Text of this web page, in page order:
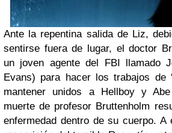
Ante la repentina salida de Liz,
sentirse fuera de lugar, el doctor
un joven agente del FBI llamado
Evans) para hacer los trabajos de
mantener unidos a Hellboy y
muerte de profesor Bruttenholm
enfermedad dentro de su cuerpo.